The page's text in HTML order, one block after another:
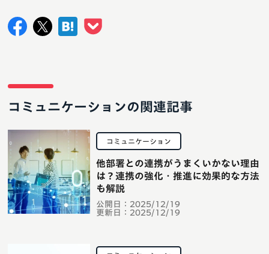
コミュニケーションの関連記事
コミュニケーション
公開日： 2025/12/19
更新日： 2025/12/19
他部署との連携がうまくいかない理由
は？連携の強化・推進に効果的な方法
も解説